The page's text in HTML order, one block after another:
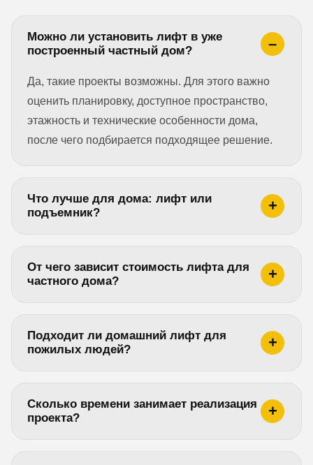
Можно ли установить лифт в уже
построенный частный дом?
Да, такие проекты возможны. Для этого важно
оценить планировку, доступное пространство,
этажность и технические особенности дома,
после чего подбирается подходящее решение.
Что лучше для дома: лифт или
подъемник?
От чего зависит стоимость лифта для
частного дома?
Подходит ли домашний лифт для
пожилых людей?
Сколько времени занимает реализация
проекта?